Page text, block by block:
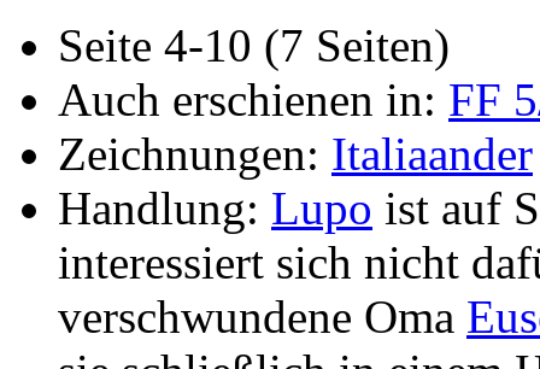
Seite 4-10 (7 Seiten)
Auch erschienen in: FF
Zeichnungen: Italiaander
Handlung: Lupo ist auf
interessiert sich nicht
verschwundene Oma